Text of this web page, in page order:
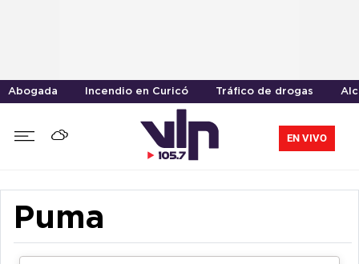
Abogada Incendio en Curicó Tráfico de drogas
EN VIVO
Puma